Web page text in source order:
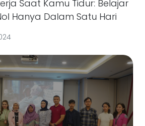
Saat Kamu Tidur: Belajar
Hanya Dalam Satu Hari